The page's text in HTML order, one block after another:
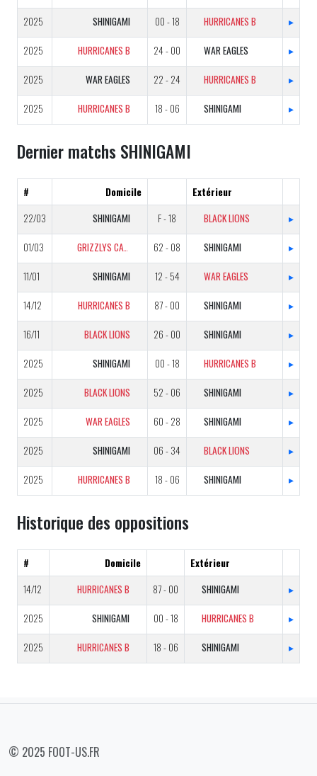
2025 SHINIGAMI 00 - 18 HURRICANES B ▸
2025 HURRICANES B 24 - 00 WAR EAGLES ▸
2025 WAR EAGLES 22 - 24 HURRICANES B ▸
2025 HURRICANES B 18 - 06 SHINIGAMI ▸
Dernier matchs SHINIGAMI
# Domicile
Extérieur
22/03
SHINIGAMI F - 18 BLACK LIONS ▸
01/03 GRIZZLYS CATALANS B 62 - 08 SHINIGAMI ▸
11/01 SHINIGAMI 12 - 54 WAR EAGLES ▸
14/12 HURRICANES B 87 - 00 SHINIGAMI ▸
16/11 BLACK LIONS 26 - 00 SHINIGAMI ▸
2025 SHINIGAMI 00 - 18 HURRICANES B ▸
2025 BLACK LIONS 52 - 06 SHINIGAMI ▸
2025 WAR EAGLES 60 - 28 SHINIGAMI ▸
2025 SHINIGAMI 06 - 34 BLACK LIONS ▸
2025 HURRICANES B 18 - 06 SHINIGAMI ▸
Historique des oppositions
# Domicile
Extérieur
14/12
HURRICANES B 87 - 00 SHINIGAMI ▸
2025 SHINIGAMI 00 - 18 HURRICANES B ▸
2025 HURRICANES B 18 - 06 SHINIGAMI ▸
© 2025 FOOT-US.FR